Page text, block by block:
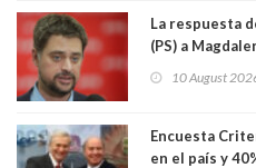
La respuesta
(PS) a
creían
10 August
Encuesta
en el país y